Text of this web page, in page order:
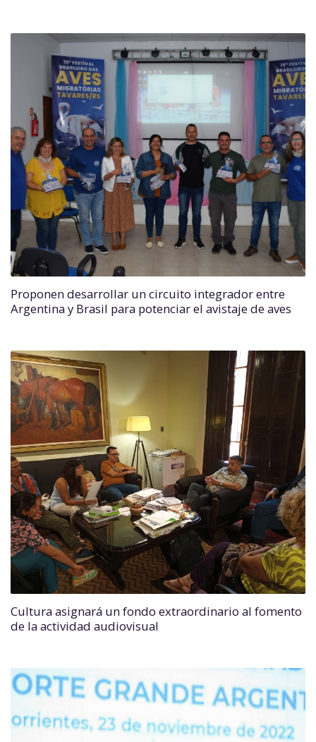
Proponen desarrollar un circuito integrador entre
Argentina y Brasil para potenciar el avistaje de aves
Cultura asignará un fondo extraordinario al fomento
de la actividad audiovisual